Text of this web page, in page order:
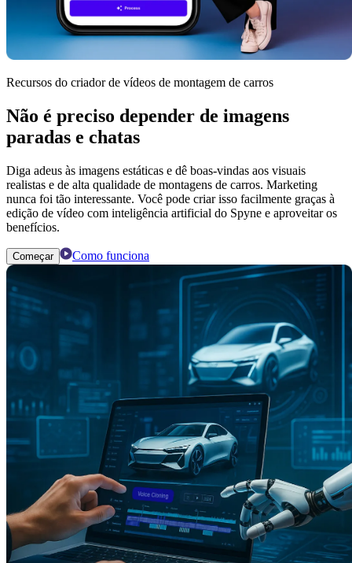
Recursos do criador de vídeos de montagem de carros
Não é preciso depender de imagens
paradas e chatas
Diga adeus às imagens estáticas e dê boas-vindas aos visuais
realistas e de alta qualidade de montagens de carros. Marketing
nunca foi tão interessante. Você pode criar isso facilmente graças à
edição de vídeo com inteligência artificial do Spyne e aproveitar os
benefícios.
Começar Como funciona